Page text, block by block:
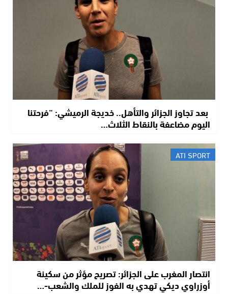
​ بعد تجاوز الجزائر والتأهل.. خديجة الرميشي: “فرحتنا
اليوم مضاعفة بالنقاط الثلاث…
ATI SPORT
انتصار المغرب على الجزائر: تصريح مؤثر من سكينة
أوزراوي ديكي تهدي به الفوز للملك والشعب-…